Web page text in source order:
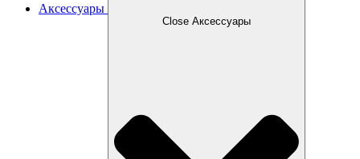
Аксессуары
Close Аксессуары